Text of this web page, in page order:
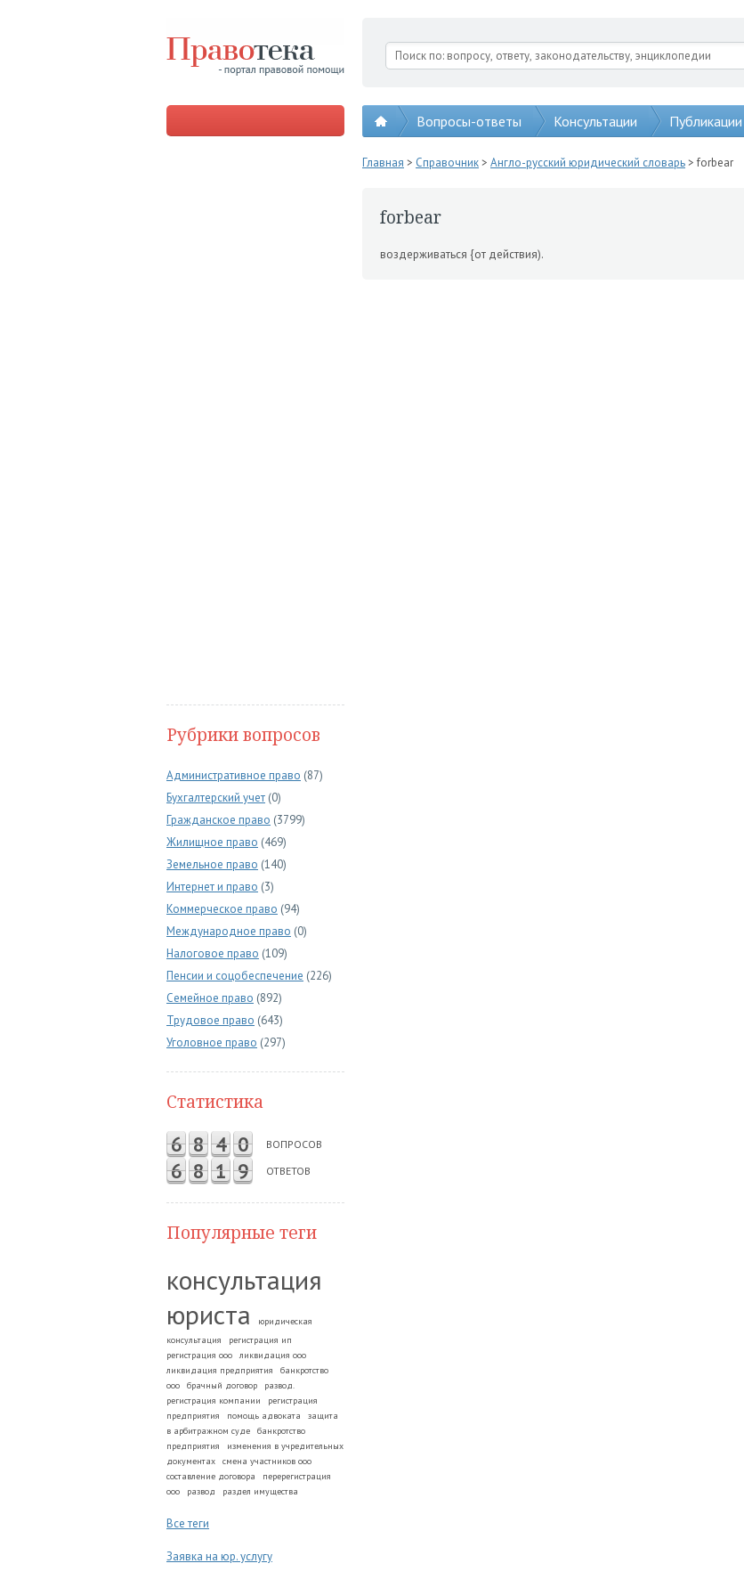
Вопросы-ответы Консультации Публикации
Рубрики вопросов
Административное право (87)
Бухгалтерский учет (0)
Гражданское право (3799)
Жилищное право (469)
Земельное право (140)
Интернет и право (3)
Коммерческое право (94)
Международное право (0)
Налоговое право (109)
Пенсии и соцобеспечение (226)
Семейное право (892)
Трудовое право (643)
Уголовное право (297)
Статистика
6 8 4 0 ВОПРОСОВ
6 8 1 9 ОТВЕТОВ
Популярные теги
консультация
юриста
юридическая
консультация
регистрация ип
регистрация ооо
ликвидация ооо
ликвидация предприятия
банкротство
ооо
брачный договор
развод.
регистрация компании
регистрация
предприятия
помощь адвоката
защита
в арбитражном суде
банкротство
предприятия
изменения в учредительных
документах
смена участников ооо
составление договора
перерегистрация
ооо
развод раздел имущества
Все теги
Заявка на юр. услугу
Главная > Справочник> Англо-русский юридический словарь> forbear
forbear
воздерживаться {от действия).